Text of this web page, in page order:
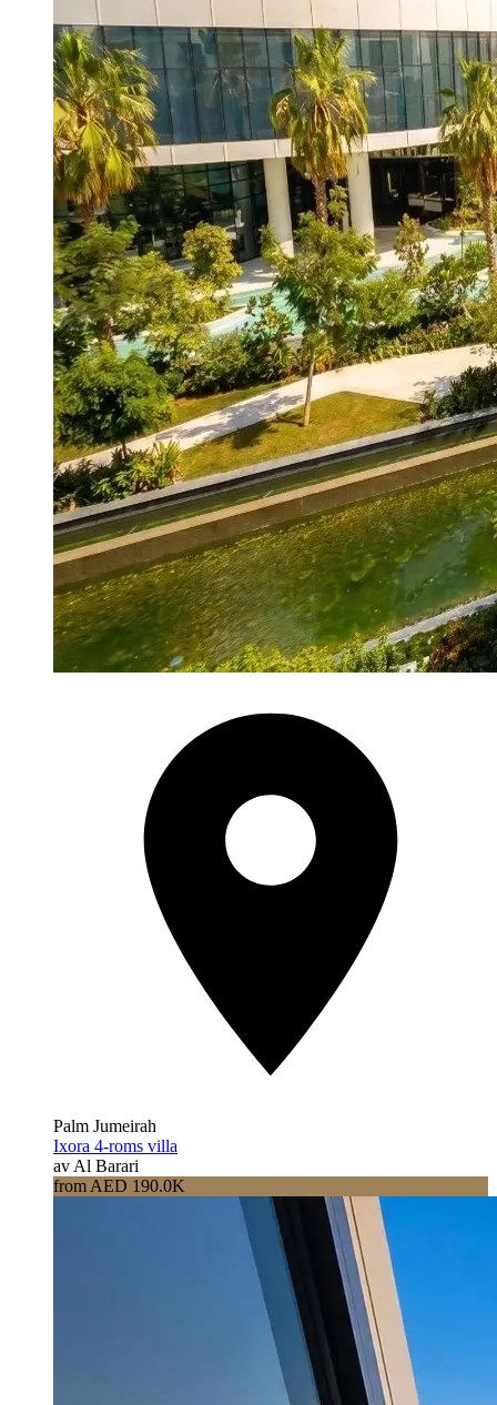
Palm Jumeirah
Ixora 4-roms villa
av Al Barari
from AED 190.0K